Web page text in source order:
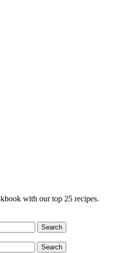
with our top 25 recipes.